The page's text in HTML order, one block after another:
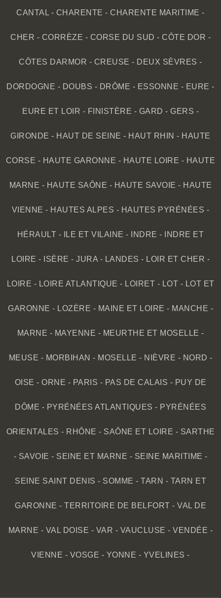
CANTAL - CHARENTE -CHARENTE MARITIME -
CHER - CORRÈZE - CORSE DU SUD - CÔTE DOR -
CÔTES DARMOR - CREUSE - DEUX SÈVRES -
DORDOGNE - DOUBS - DRÔME - ESSONNE - EURE -
EURE ET LOIR - FINISTÈRE - GARD - GERS -
GIRONDE - HAUT DE SEINE - HAUT RHIN - HAUTE
CORSE - HAUTE GARONNE - HAUTE LOIRE - HAUTE
MARNE - HAUTE SAÔNE - HAUTE SAVOIE - HAUTE
VIENNE - HAUTES ALPES - HAUTES PYRÉNÉES -
HÉRAULT - ILE ET VILAINE - INDRE - INDRE ET
LOIRE - ISÈRE - JURA - LANDES - LOIR ET CHER -
LOIRE - LOIRE ATLANTIQUE - LOIRET - LOT - LOT ET
GARONNE - LOZÈRE - MAINE ET LOIRE - MANCHE -
MARNE - MAYENNE - MEURTHE ET MOSELLE -
MEUSE - MORBIHAN - MOSELLE - NIÈVRE - NORD -
OISE - ORNE - PARIS - PAS DE CALAIS - PUY DE
DÔME - PYRÉNÉES ATLANTIQUES - PYRÉNÉES
ORIENTALES - RHÔNE - SAÔNE ET LOIRE - SARTHE
- SAVOIE - SEINE ET MARNE - SEINE MARITIME -
SEINE SAINT DENIS - SOMME - TARN - TARN ET
GARONNE - TERRITOIRE DE BELFORT - VAL DE
MARNE - VAL DOISE - VAR - VAUCLUSE -VENDÉE -
VIENNE - VOSGE - YONNE - YVELINES -